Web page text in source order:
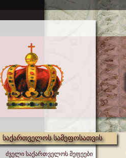
საქართველოს სამეფოსათვის
ძველი საქართველოს მეფეები